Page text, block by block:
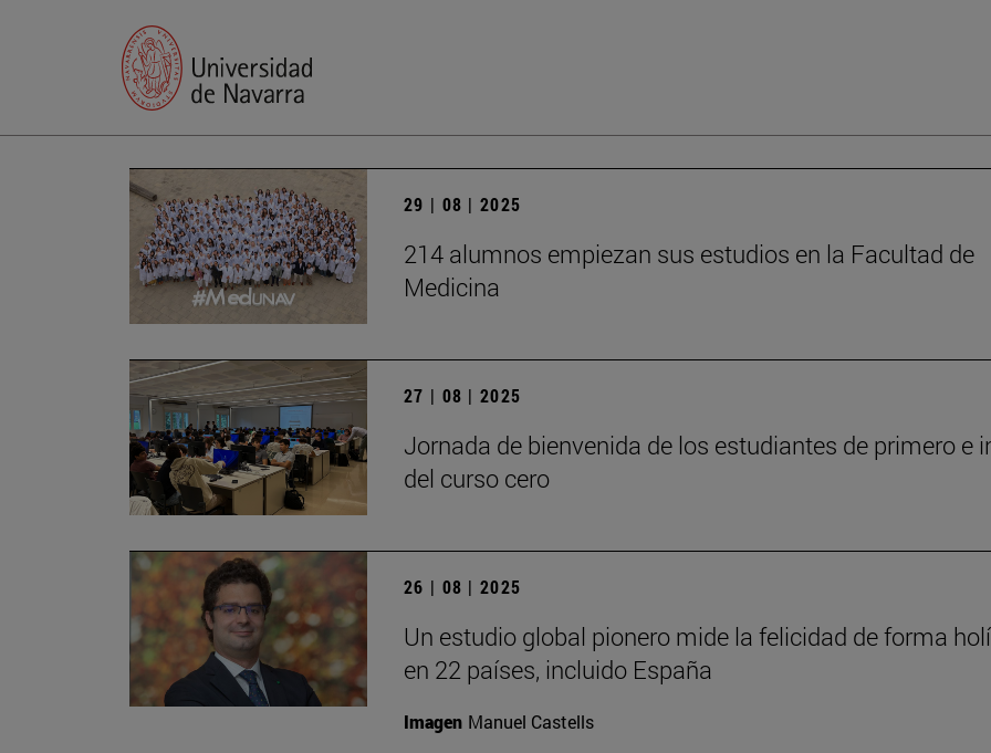
29 | 08 | 2025
214 alumnos empiezan sus estudios en la Facultad de
Medicina
27 | 08 | 2025
Jornada de bienvenida de los estudiantes de primero e
del curso cero
26 | 08 | 2025
Un estudio global pionero mide la felicidad de forma
en 22 países, incluido España
Imagen Manuel Castells